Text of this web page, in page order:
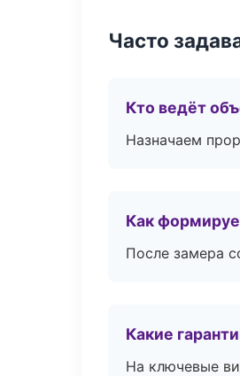
Часто
Кто ведёт
Назначаем
Как
После замера
Какие
На ключевые